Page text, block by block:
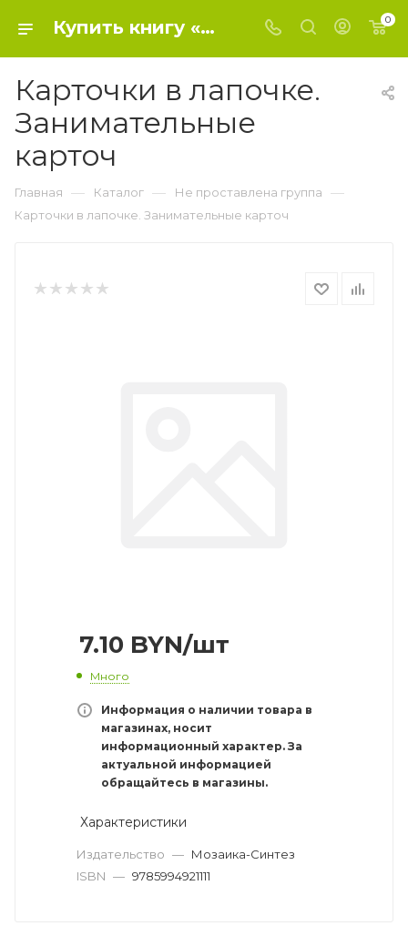
Купить книгу «Карточки в лапочке. Занимательные карточ» 0, - Не проставлена группа 0
Карточки в лапочке.
Занимательные
карточ
Главная — Каталог — Не проставлена группа —
Карточки в лапочке. Занимательные карточ
7.10 BYN/шт
Много
Информация о наличии товара в
магазинах, носит
информационный характер. За
актуальной информацией
обращайтесь в магазины.
Характеристики
Издательство — Мозаика-Синтез
ISBN — 9785994921111